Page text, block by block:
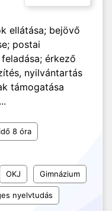
ellátása; bejövő
postai
érkező
nyilvántartás
támogatása
8 óra
OKJ Gimnázium
nyelvtudás